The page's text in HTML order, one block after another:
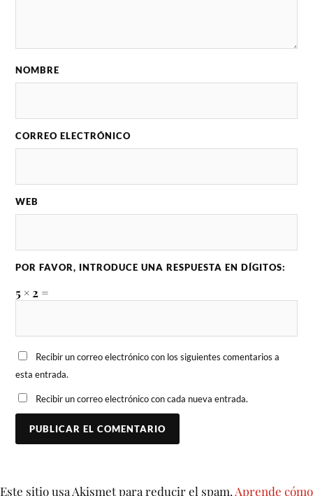
NOMBRE
CORREO ELECTRÓNICO
WEB
POR FAVOR, INTRODUCE UNA RESPUESTA EN DÍGITOS:
5 × 2 =
Recibir un correo electrónico con los siguientes comentarios a
esta entrada.
Recibir un correo electrónico con cada nueva entrada.
Este sitio usa Akismet para reducir el spam. Aprende cómo